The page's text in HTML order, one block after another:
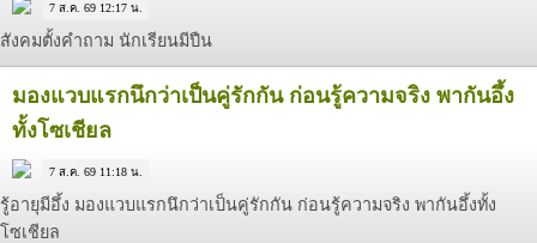
7 ส.ค. 69 12:17 น.
สังคมตั้งคำถาม นักเรียนมีปืน
มองแวบแรกนึกว่าเป็นคู่รักกัน ก่อนรู้ความจริง พากันอึ้ง
ทั้งโซเชียล
7 ส.ค. 69 11:18 น.
รู้อายุมีอึ้ง มองแวบแรกนึกว่าเป็นคู่รักกัน ก่อนรู้ความจริง พากันอึ้งทั้ง
โซเชียล